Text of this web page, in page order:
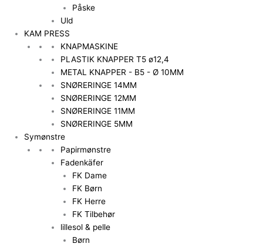
Påske
Uld
KAM PRESS
KNAPMASKINE
PLASTIK KNAPPER T5 ø12,4
METAL KNAPPER - B5 - Ø 10MM
SNØRERINGE 14MM
SNØRERINGE 12MM
SNØRERINGE 11MM
SNØRERINGE 5MM
Symønstre
Papirmønstre
Fadenkäfer
FK Dame
FK Børn
FK Herre
FK Tilbehør
lillesol & pelle
Børn